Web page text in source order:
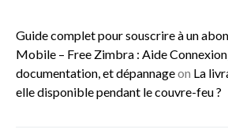
Guide complet pour souscrire à un
Mobile – Free Zimbra : Aide
documentation, et dépannageon La
elle disponible pendant le couvre-feu ?